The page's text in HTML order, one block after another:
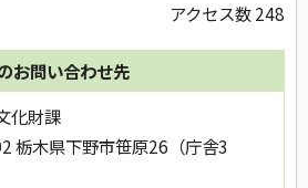
アクセス数248
お問い合わせ先
化財課
栃木県下野市笹原26（庁舎3